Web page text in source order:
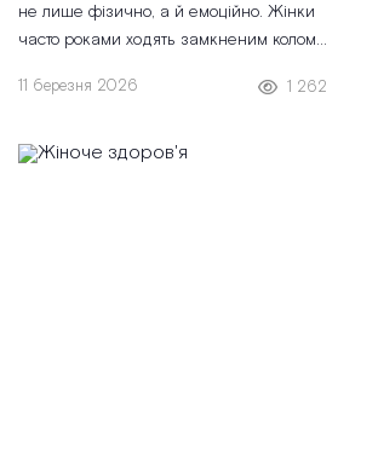
не лише фізично, а й емоційно. Жінки
часто роками ходять замкненим колом:
невролога, а врешті чують пораду
11 березня 2026 1 262